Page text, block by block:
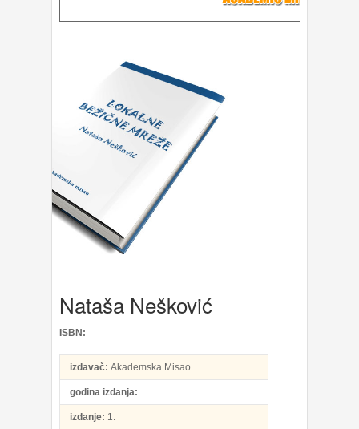
Nataša Nešković
ISBN:
izdavač: Akademska Misao
godina izdanja:
izdanje: 1.